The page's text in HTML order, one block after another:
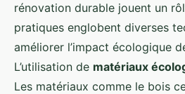
Léa • 22 février 2025 • 5 min de
rénovation durable jouent un
pratiques englobent diverses
améliorer l’impact écologique
L’utilisation de matériaux
Les matériaux comme le bois